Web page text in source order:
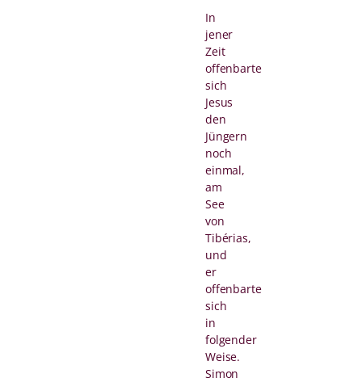
In
jener
Zeit
offenbarte
sich
Jesus
den
Jüngern
noch
einmal,
am
See
von
Tibérias,
und
er
offenbarte
sich
in
folgender
Weise.
Simon